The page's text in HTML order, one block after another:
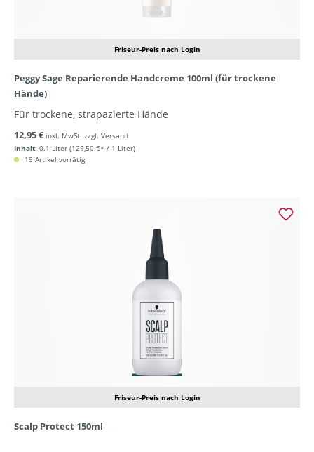
Friseur-Preis nach Login
Peggy Sage Reparierende Handcreme 100ml (für trockene
Hände)
Für trockene, strapazierte Hände
Inhalt: 0.1 Liter (129,50 €* / 1 Liter)
12,95 € inkl. MwSt. zzgl. Versand
19 Artikel vorrätig
Friseur-Preis nach Login
Scalp Protect 150ml